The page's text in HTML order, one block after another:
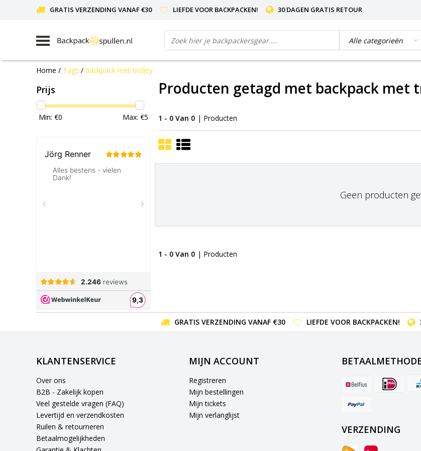
GRATIS VERZENDING VANAF €30 LIEFDE VOOR BACKPACKEN! 30 DAGEN GRATIS RETOUR
Home / Tags / backpack met trolley
Prijs
Min: €0 Max: €5
Producten getagd met backpack met
1 - 0 Van 0 | Producten
Geen producten
1 - 0 Van 0 | Producten
GRATIS VERZENDING VANAF €30 LIEFDE VOOR BACKPACKEN!
KLANTENSERVICE
Over ons
B2B - Zakelijk kopen
Veel gestelde vragen (FAQ)
Levertijd en verzendkosten
Ruilen & retourneren
Betaalmogelijkheden
MIJN ACCOUNT
Registreren
Mijn bestellingen
Mijn tickets
Mijn verlanglijst
VERZENDING